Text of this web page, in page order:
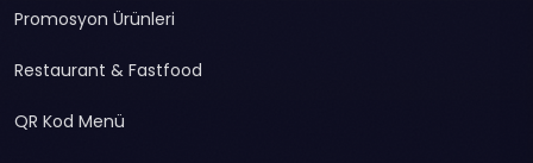
Promosyon Ürünleri
Restaurant & Fastfood
QR Kod Menü